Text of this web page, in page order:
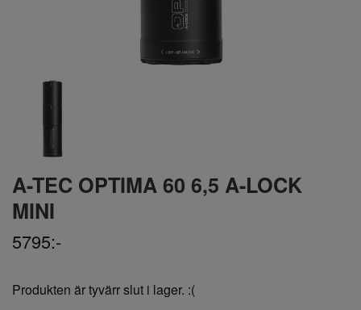
A-TEC OPTIMA 60 6,5 A-LOCK
MINI
5795:-
Produkten är tyvärr slut i lager. :(